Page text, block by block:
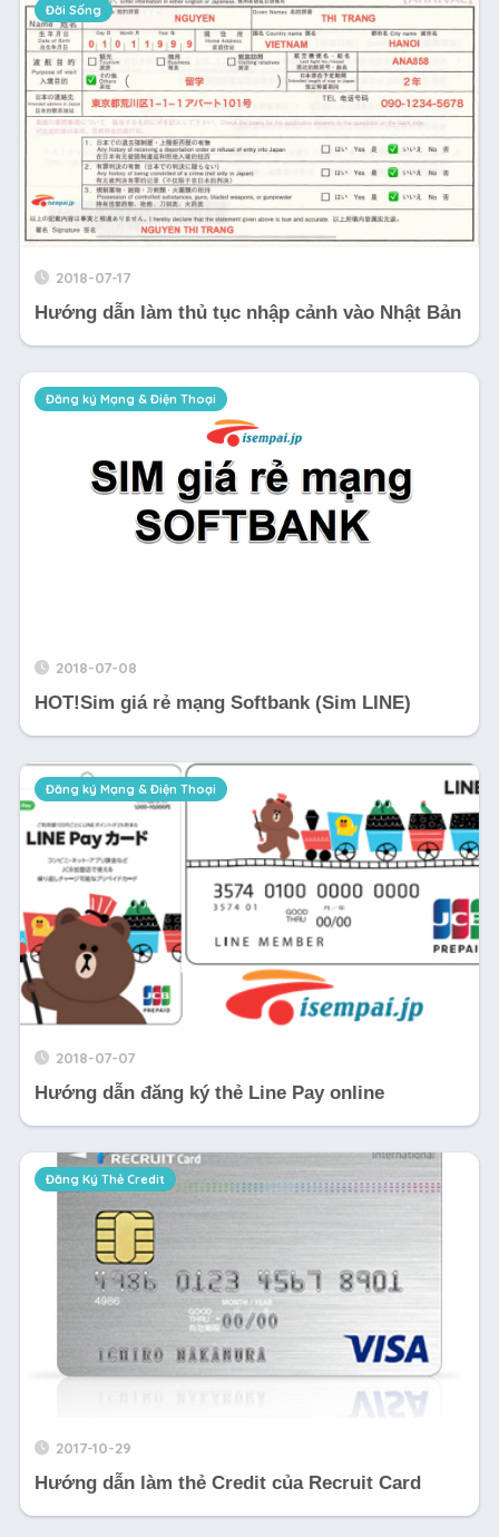
2018-07-17
Hướng dẫn làm thủ tục nhập cảnh vào Nhật Bản
Đời Sống
2018-07-08
HOT!Sim giá rẻ mạng Softbank (Sim LINE)
Đăng ký Mạng & Điện Thoại
2018-07-07
Hướng dẫn đăng ký thẻ Line Pay online
Đăng ký Mạng & Điện Thoại
2017-10-29
Hướng dẫn làm thẻ Credit của Recruit Card
Đăng Ký Thẻ Credit